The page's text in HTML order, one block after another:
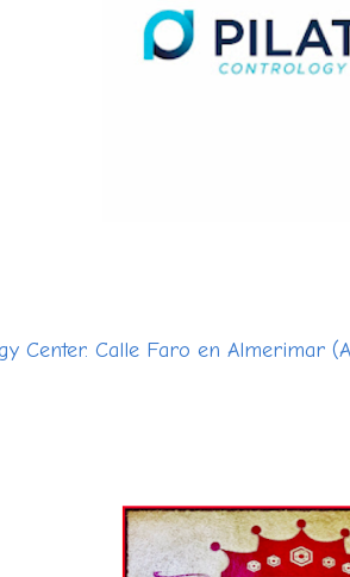
Center. Calle Faro en Almerimar